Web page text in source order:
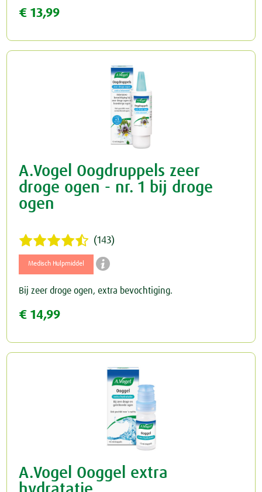
€ 13,99
A.Vogel Oogdruppels zeer
droge ogen - nr. 1 bij droge
ogen
(143)
Medisch Hulpmiddel 
Bij zeer droge ogen, extra bevochtiging.
€ 14,99
A.Vogel Ooggel extra